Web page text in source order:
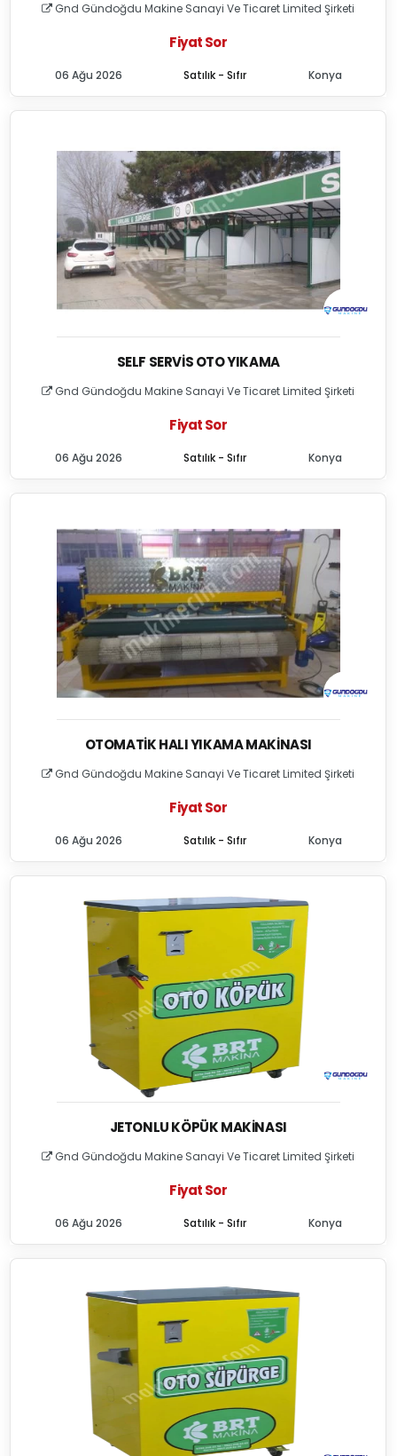
Gnd Gündoğdu Makine Sanayi Ve Ticaret Limited Şirketi
Fiyat Sor
Satılık - Sıfır
06 Ağu 2026 Konya
SELF SERVIS OTO YIKAMA
Gnd Gündoğdu Makine Sanayi Ve Ticaret Limited Şirketi
Fiyat Sor
Satılık - Sıfır
06 Ağu 2026 Konya
OTOMATIK HALI YIKAMA MAKINASI
Gnd Gündoğdu Makine Sanayi Ve Ticaret Limited Şirketi
Fiyat Sor
Satılık - Sıfır
06 Ağu 2026 Konya
JETONLU KÖPÜK MAKINASI
Gnd Gündoğdu Makine Sanayi Ve Ticaret Limited Şirketi
Fiyat Sor
Satılık - Sıfır
06 Ağu 2026 Konya